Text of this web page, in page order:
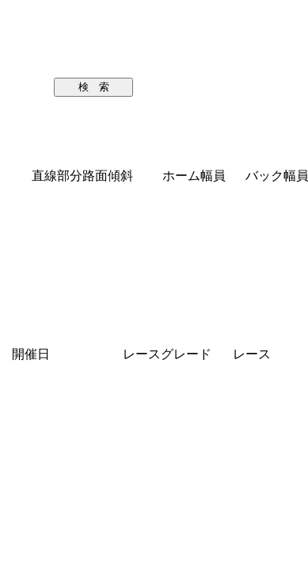
検 索
直線部分路面傾斜 ホーム幅員 バック幅員
開催日 レースグレード レース